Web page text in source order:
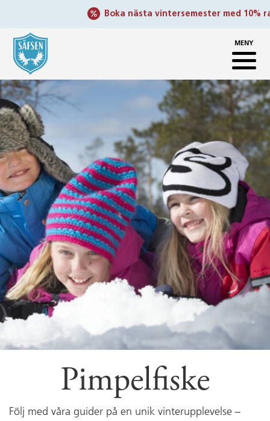
Boka nästa vintersemester med 10%
MENY
Pimpelfiske
Följ med våra guider på en unik vinterupplevelse –